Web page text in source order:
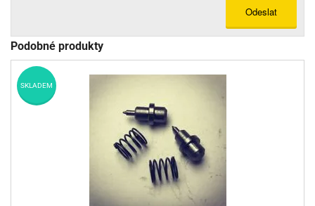
Odeslat
Podobné produkty
SKLADEM